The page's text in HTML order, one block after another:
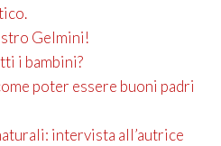
Gelmini!
i bambini?
poter essere buoni padri
intervista all’autrice